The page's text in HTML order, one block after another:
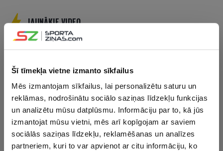
Šī tīmekļa vietne izmanto sīkfailus
Mēs izmantojam sīkfailus, lai personalizētu saturu un
reklāmas, nodrošinātu sociālo saziņas līdzekļu funkcijas
un analizētu mūsu datplūsmu. Informāciju par to, kā jūs
izmantojat mūsu vietni, mēs arī kopīgojam ar saviem
sociālās saziņas līdzekļu, reklamēšanas un analīzes
partneriem, kuri to var apvienot ar citu informāciju, ko
JAUNĀKIE VIDEO
VIDEO
Sportazinas.com Fantasy
līgas čempions |EPL #32
VIDEO
“Arsenal” pirmo reizi 22
gadu laikā triumfē
Premjerlīgā | EPL #31